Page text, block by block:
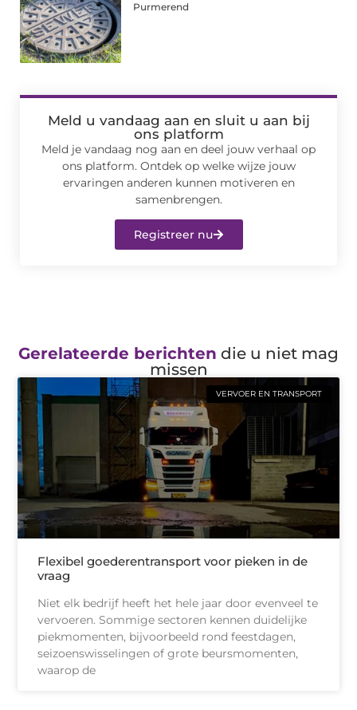
Purmerend
Meld u vandaag aan en sluit u aan bij
ons platform
Meld je vandaag nog aan en deel jouw verhaal op
ons platform. Ontdek op welke wijze jouw
ervaringen anderen kunnen motiveren en
samenbrengen.
Registreer nu
Gerelateerde berichten die u niet mag
missen
VERVOER EN TRANSPORT
Flexibel goederentransport voor pieken in de
vraag
Niet elk bedrijf heeft het hele jaar door evenveel te
vervoeren. Sommige sectoren kennen duidelijke
piekmomenten, bijvoorbeeld rond feestdagen,
seizoenswisselingen of grote beursmomenten,
waarop de